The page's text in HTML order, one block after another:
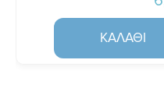
ΚΑΛΆΘΙ